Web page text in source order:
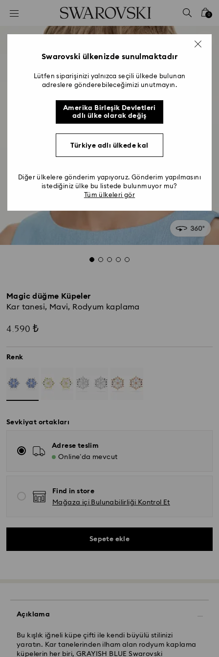
Accesskeys list
0 - Header
2 - Footer
0
Magic düğme Küpeler
Kar tanesi, Mavi, Rodyum kaplama
4.590 ₺
Renk
Sevkiyat ortakları
Adrese teslim
Online’da mevcut
Find in store
Mağaza içi Bulunabilirliği Kontrol Et
Sepete ekle
Açıklama
Bu kışlık iğneli küpe çifti ile kendi büyülü stilinizi
yaratın. Kar tanelerinden ilham alan rodyum kaplama
küpelerin her biri, GRAYISH BLUE Swarovski
Yurtiçi Kargo ve Koley Gelsin- Kolay Gelsin & Yurtiçi
Swarovski ülkenizde sunulmaktadır
Lütfen siparişinizi yalnızca seçili ülkede bulunan
adreslere gönderebileceğimizi unutmayın.
Amerika Birleşik Devletleri
adlı ülke olarak değiş
Türkiye adlı ülkede kal
Diğer ülkelere gönderim yapıyoruz. Gönderim yapılmasını
istediğiniz ülke bu listede bulunmuyor mu?
Tüm ülkeleri gör